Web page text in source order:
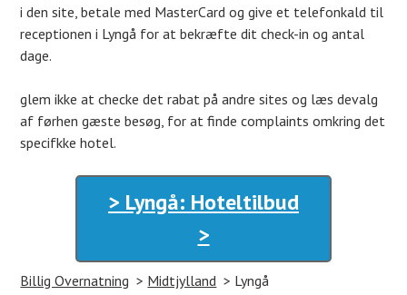
i den site, betale med MasterCard og give et telefonkald til
receptionen i Lyngå for at bekræfte dit check-in og antal
dage.
glem ikke at checke det rabat på andre sites og læs devalg
af førhen gæste besøg, for at finde complaints omkring det
specifkke hotel.
> Lyngå: Hoteltilbud
>
Billig Overnatning Midtjylland Lyngå